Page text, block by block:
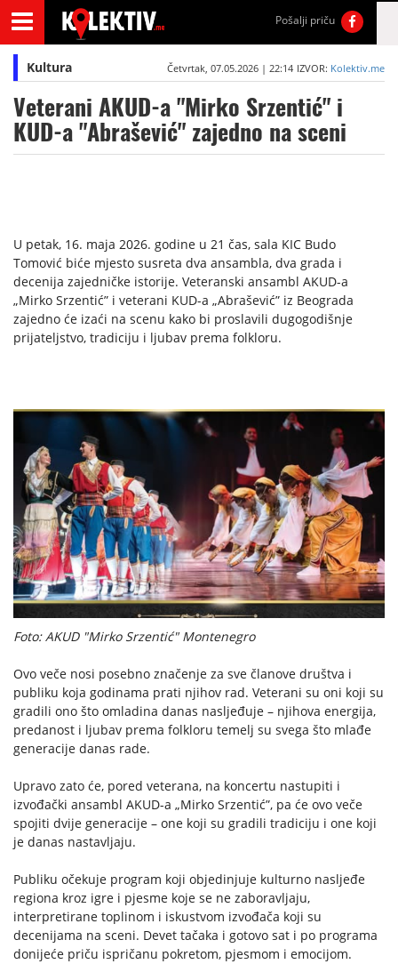
Pošalji priču
Kultura Četvrtak, 07.05.2026 | 22:14 IZVOR: Kolektiv.me
Veterani AKUD-a "Mirko Srzentić" i
KUD-a "Abrašević" zajedno na sceni
U petak, 16. maja 2026. godine u 21 čas, sala KIC Budo
Tomović biće mjesto susreta dva ansambla, dva grada i
decenija zajedničke istorije. Veteranski ansambl AKUD-a
„Mirko Srzentić” i veterani KUD-a „Abrašević” iz Beograda
zajedno će izaći na scenu kako bi proslavili dugogodišnje
prijateljstvo, tradiciju i ljubav prema folkloru.
Foto: AKUD "Mirko Srzentić" Montenegro
Ovo veče nosi posebno značenje za sve članove društva i
publiku koja godinama prati njihov rad. Veterani su oni koji su
gradili ono što omladina danas nasljeđuje – njihova energija,
predanost i ljubav prema folkloru temelj su svega što mlađe
generacije danas rade.
Upravo zato će, pored veterana, na koncertu nastupiti i
izvođački ansambl AKUD-a „Mirko Srzentić”, pa će ovo veče
spojiti dvije generacije – one koji su gradili tradiciju i one koji
je danas nastavljaju.
Publiku očekuje program koji objedinjuje kulturno nasljeđe
regiona kroz igre i pjesme koje se ne zaboravljaju,
interpretirane toplinom i iskustvom izvođača koji su
decenijama na sceni. Devet tačaka i gotovo sat i po programa
donijeće priču ispričanu pokretom, pjesmom i emocijom.